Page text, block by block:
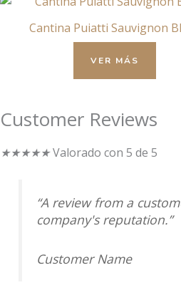
Cantina Puiatti Sauvignon
VER MÁS
Customer Reviews
★★★★★Valorado con 5 de 5
“A review from a
company's reputation.”
Customer Name